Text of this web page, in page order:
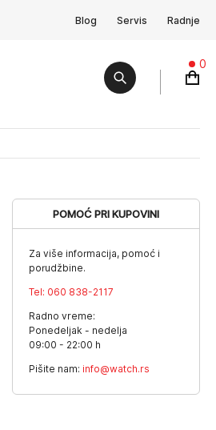
Blog Servis Radnje
0
POMOĆ PRI KUPOVINI
Za više informacija, pomoć i
porudžbine.
Tel: 060 838-2117
Radno vreme:
Ponedeljak - nedelja
09:00 - 22:00 h
Pišite nam: info@watch.rs